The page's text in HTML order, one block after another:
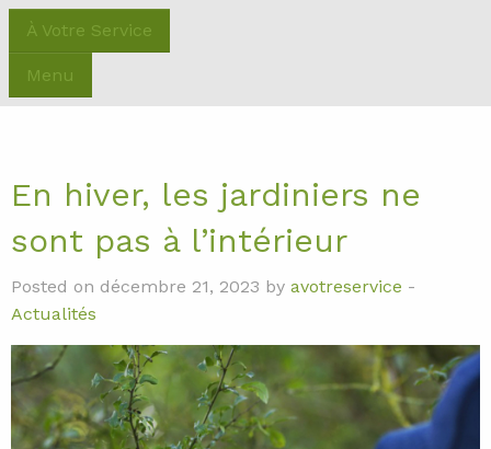
À Votre Service
Menu
En hiver, les jardiniers ne
sont pas à l’intérieur
Posted on décembre 21, 2023 by avotreservice -
Actualités